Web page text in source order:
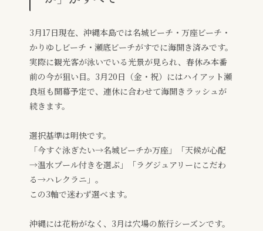
3月17日現在、沖縄本島では名城ビーチ・万座ビーチ・
かりゆしビーチ・瀬底ビーチがすでに海開き済みです。
実際に観光客が泳いでいる光景が見られ、春休み本番
前の今が狙い目。3月20日（金・祝）にはハイアット瀬
良垣も開幕予定で、連休に合わせて海開きラッシュが
続きます。
選択基準は明快です。
「今すぐ泳ぎたい→名城ビーチか万座」「天候が心配
→温水プール付きを選ぶ」「ラグジュアリーにこだわ
る→ハレクラニ」。
この3軸で迷わず選べます。
沖縄には花粉がなく、3月は穴場の旅行シーズンです。